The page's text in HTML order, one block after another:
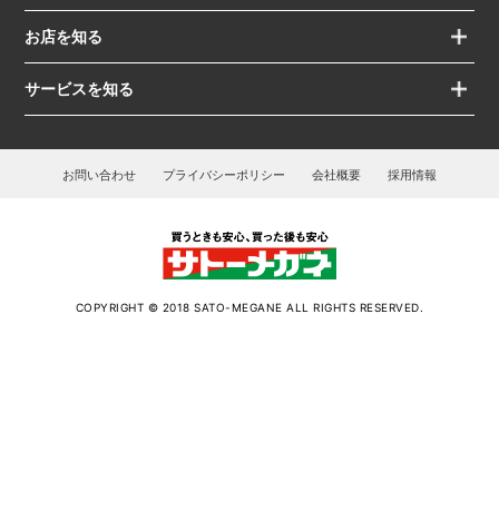
お店を知る
サービスを知る
お問い合わせ プライバシーポリシー 会社概要 採用情報
COPYRIGHT © 2018 SATO-MEGANE ALL RIGHTS RESERVED.